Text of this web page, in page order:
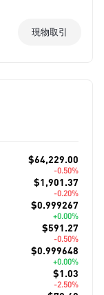
現物取引
$64,229.00
-0.50%
$1,901.37
-0.20%
$0.999267
+0.00%
$591.27
-0.50%
$0.999648
+0.00%
$1.03
-2.50%